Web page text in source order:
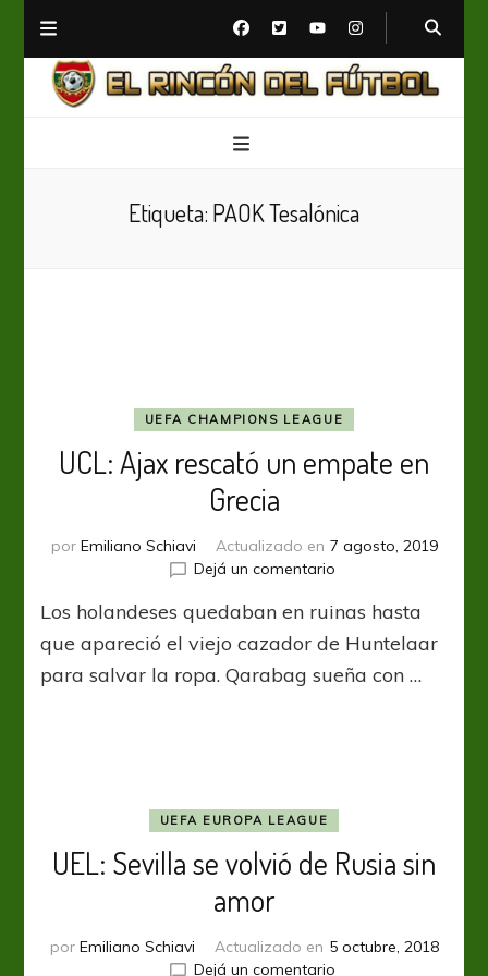
Etiqueta: PAOK Tesalónica
UEFA CHAMPIONS LEAGUE
UCL: Ajax rescató un empate en
Grecia
por Emiliano Schiavi Actualizado en 7 agosto, 2019
Dejá un comentarioen
Ajax
rescató
empate
Los holandeses quedaban en ruinas hasta
que apareció el viejo cazador de Huntelaar
para salvar la ropa. Qarabag sueña con …
UEFA EUROPA LEAGUE
UEL: Sevilla se volvió de Rusia sin
amor
por Emiliano Schiavi Actualizado en 5 octubre, 2018
Dejá un comentarioen